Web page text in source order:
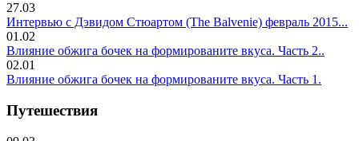
27.03
Интервью с Дэвидом Стюартом (The Balvenie) февраль 2015...
01.02
Влияние обжига бочек на формированите вкуса. Часть 2..
02.01
Влияние обжига бочек на формированите вкуса. Часть 1.
Путешествия